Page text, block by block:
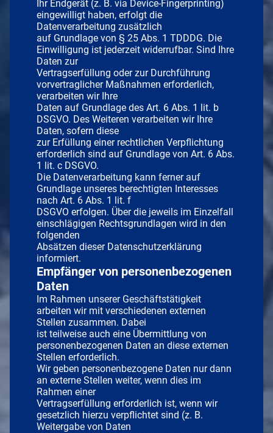
Ihr Endgerät (z. B. via Device-Fingerprinting)
eingewilligt haben, erfolgt die
Datenverarbeitung zusätzlich
auf Grundlage von § 25 Abs. 1 TDDDG. Die
Einwilligung ist jederzeit widerrufbar. Sind Ihre
Daten zur
Vertragserfüllung oder zur Durchführung
vorvertraglicher Maßnahmen erforderlich,
verarbeiten wir Ihre
Daten auf Grundlage des Art. 6 Abs. 1 lit. b
DSGVO. Des Weiteren verarbeiten wir Ihre
Daten, sofern diese
zur Erfüllung einer rechtlichen Verpflichtung
erforderlich sind auf Grundlage von Art. 6 Abs.
1 lit. c DSGVO.
Die Datenverarbeitung kann ferner auf
Grundlage unseres berechtigten Interesses
nach Art. 6 Abs. 1 lit. f
DSGVO erfolgen. Über die jeweils im Einzelfall
einschlägigen Rechtsgrundlagen wird in den
folgenden
Absätzen dieser Datenschutzerklärung
informiert.
Empfänger von personenbezogenen
Daten
Im Rahmen unserer Geschäftstätigkeit
arbeiten wir mit verschiedenen externen
Stellen zusammen. Dabei
ist teilweise auch eine Übermittlung von
personenbezogenen Daten an diese externen
Stellen erforderlich.
Wir geben personenbezogene Daten nur dann
an externe Stellen weiter, wenn dies im
Rahmen einer
Vertragserfüllung erforderlich ist, wenn wir
gesetzlich hierzu verpflichtet sind (z. B.
Weitergabe von Daten